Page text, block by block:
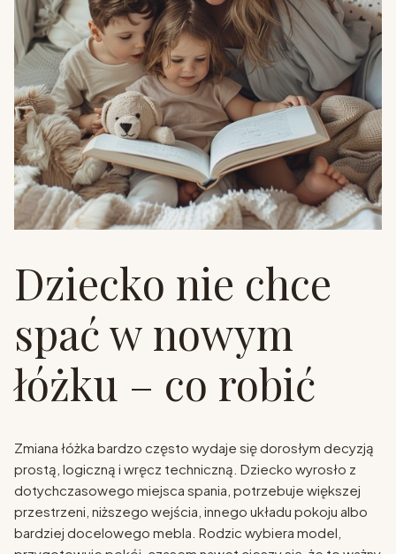
Dziecko nie chce
spać w nowym
łóżku – co robić
Zmiana łóżka bardzo często wydaje się dorosłym decyzją
prostą, logiczną i wręcz techniczną. Dziecko wyrosło z
dotychczasowego miejsca spania, potrzebuje większej
przestrzeni, niższego wejścia, innego układu pokoju albo
bardziej docelowego mebla. Rodzic wybiera model,